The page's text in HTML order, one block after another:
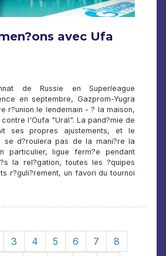
avec Ufa
de Russie en Superleague
en septembre, Gazprom-Yugra
r?union le lendemain - ? la maison,
l'Oufa "Ural". La pand?mie de
ses propres ajustements, et le
se d?roulera pas de la mani?re la
particulier, ligue ferm?e pendant
la rel?gation, toutes les ?quipes
r?guli?rement, un favori du tournoi
3 4 5 6 7
8